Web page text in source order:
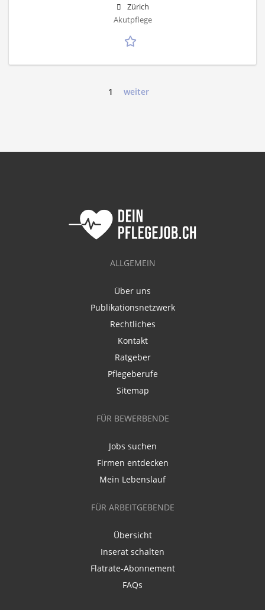
Zürich
Akutpflege
1 weiter
ALLGEMEIN
Über uns
Publikationsnetzwerk
Rechtliches
Kontakt
Ratgeber
Pflegeberufe
Sitemap
FÜR BEWERBENDE
Jobs suchen
Firmen entdecken
Mein Lebenslauf
FÜR ARBEITGEBENDE
Übersicht
Inserat schalten
Flatrate-Abonnement
FAQs